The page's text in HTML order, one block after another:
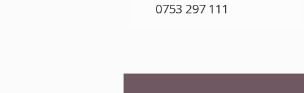
0753 297 111